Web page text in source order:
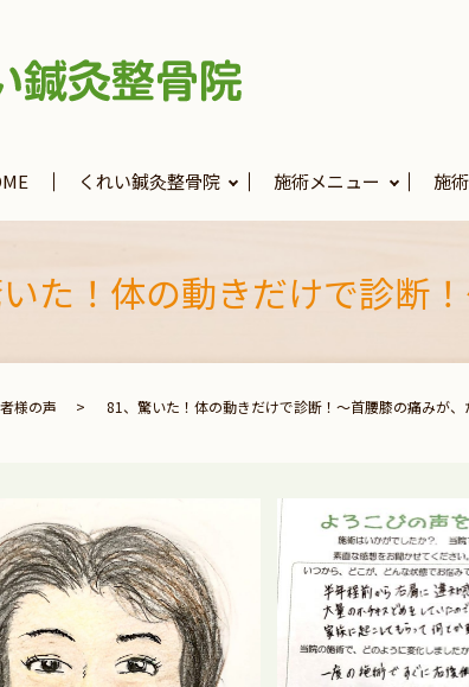
くれい鍼灸整骨院 施術メニュー 施
た！体の動きだけで診断
様の声 81、驚いた！体の動きだけで診断！～首腰膝の痛みが、